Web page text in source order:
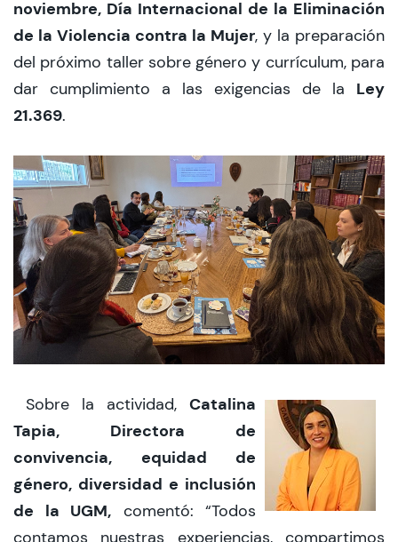
noviembre, Día Internacional de la Eliminación
de la Violencia contra la Mujer, y la preparación
del próximo taller sobre género y currículum, para
dar cumplimiento a las exigencias de la Ley
21.369.
Sobre la actividad, Catalina
Tapia, Directora de
convivencia, equidad de
género, diversidad e inclusión
de la UGM, comentó: “Todos
contamos nuestras experiencias, compartimos